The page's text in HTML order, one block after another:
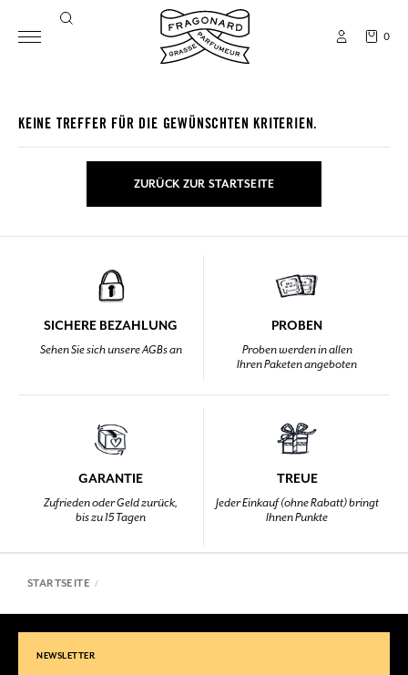
0
KEINE TREFFER FÜR DIE GEWÜNSCHTEN KRITERIEN.
ZURÜCK ZUR STARTSEITE
SICHERE BEZAHLUNG
Sehen Sie sich unsere AGBs an
PROBEN
Proben werden in allen
Ihren Paketen angeboten
GARANTIE
Zufrieden oder Geld zurück,
bis zu 15 Tagen
TREUE
Jeder Einkauf (ohne Rabatt) bringt
Ihnen Punkte
STARTSEITE
NEWSLETTER